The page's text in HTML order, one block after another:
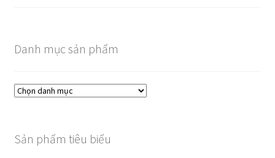
Danh mục sản phẩm
Sản phẩm tiêu biểu